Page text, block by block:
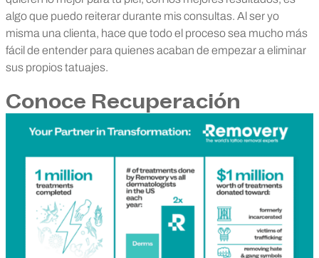
algo que puedo reiterar durante mis consultas. Al ser yo
misma una clienta, hace que todo el proceso sea mucho más
fácil de entender para quienes acaban de empezar a eliminar
sus propios tatuajes.
Conoce Recuperación